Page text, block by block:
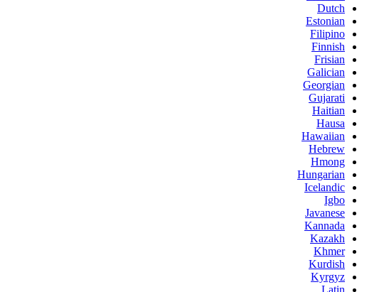
Dutch
Estonian
Filipino
Finnish
Frisian
Galician
Georgian
Gujarati
Haitian
Hausa
Hawaiian
Hebrew
Hmong
Hungarian
Icelandic
Igbo
Javanese
Kannada
Kazakh
Khmer
Kurdish
Kyrgyz
Latin